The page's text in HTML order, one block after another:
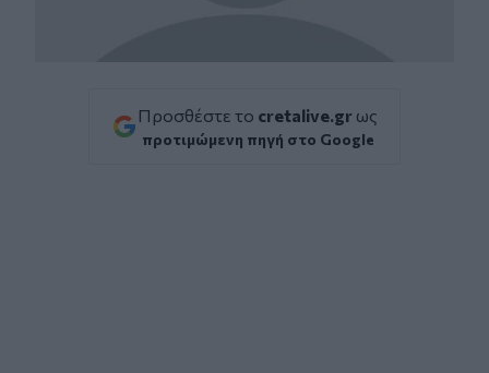
Προσθέστε το cretalive.gr ως
προτιμώμενη πηγή στο Google